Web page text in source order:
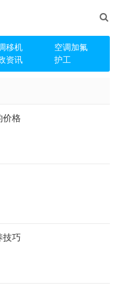
移机
空调加氟
资讯 护工
价格
技巧